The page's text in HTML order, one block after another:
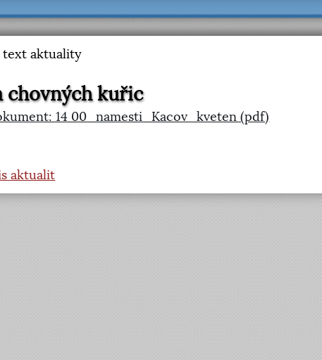
text aktuality
chovných kuřic
14 00_namesti_Kacov_kveten (pdf)
aktualit